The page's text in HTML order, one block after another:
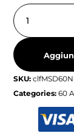
SKU:
Categories:60